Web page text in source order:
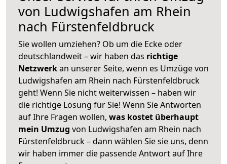
von Ludwigshafen am Rhein
nach Fürstenfeldbruck
Sie wollen umziehen? Ob um die Ecke oder
deutschlandweit – wir haben das richtige
Netzwerkan unserer Seite, wenn es Umzüge von
Ludwigshafen am Rhein nach Fürstenfeldbruck
geht! Wenn Sie nicht weiterwissen – haben wir
die richtige Lösung für Sie! Wenn Sie Antworten
auf Ihre Fragen wollen, was kostet überhaupt
mein Umzug von Ludwigshafen am Rhein nach
Fürstenfeldbruck – dann wählen Sie sie uns, denn
wir haben immer die passende Antwort auf Ihre